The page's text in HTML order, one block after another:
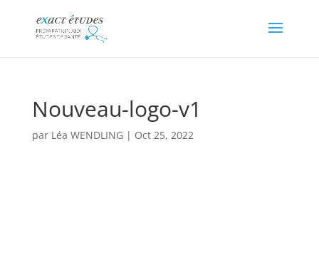
Nouveau-logo-v1
par Léa WENDLING | Oct 25, 2022